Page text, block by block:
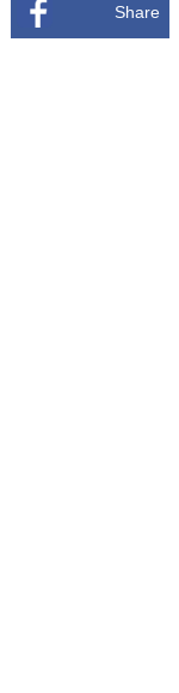
Share